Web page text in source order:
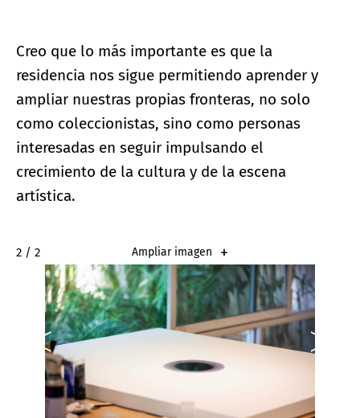
Creo que lo más importante es que la
residencia nos sigue permitiendo aprender y
ampliar nuestras propias fronteras, no solo
como coleccionistas, sino como personas
interesadas en seguir impulsando el
crecimiento de la cultura y de la escena
artística.
2 / 2 Ampliar imagen